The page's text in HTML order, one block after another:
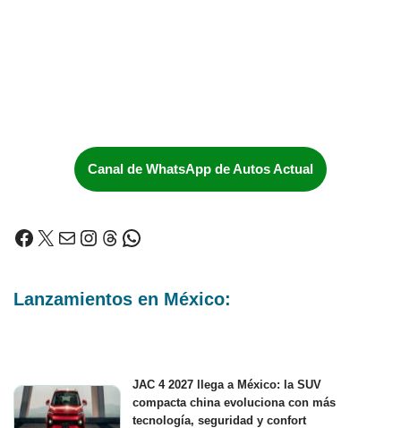
Canal de WhatsApp de Autos Actual
Lanzamientos en México:
JAC 4 2027 llega a México: la SUV
compacta china evoluciona con más
tecnología, seguridad y confort